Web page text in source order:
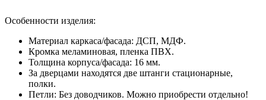
Особенности изделия:
Материал каркаса/фасада: ДСП, МДФ.
Кромка меламиновая, пленка ПВХ.
Толщина корпуса/фасада: 16 мм.
За дверцами находятся две штанги стационарные,
полки.
Петли: Без доводчиков. Можно приобрести отдельно!